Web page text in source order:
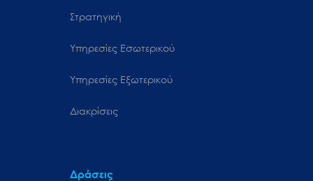
Στρατηγική
Υπηρεσίες Εσωτερικού
Υπηρεσίες Εξωτερικού
Διακρίσεις
Δράσεις